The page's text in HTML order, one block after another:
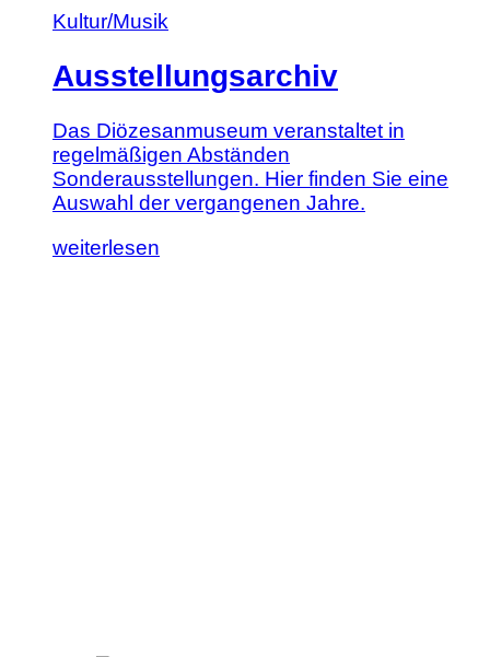
Kultur/Musik
Ausstellungsarchiv
Das Diözesanmuseum veranstaltet in
regelmäßigen Abständen
Sonderausstellungen. Hier finden Sie eine
Auswahl der vergangenen Jahre.
Lesen
weiterlesen